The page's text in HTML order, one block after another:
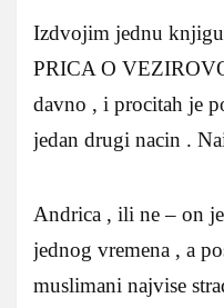
Izdvojim jednu
PRICA O
davno , i procitah je
jedan drugi nacin .
Andrica , ili ne – on
jednog vremena , a
muslimani najvise